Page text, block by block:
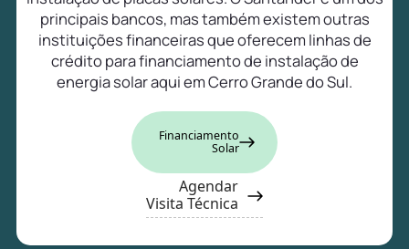
principais bancos, mas também existem outras
instituições financeiras que oferecem linhas de
crédito para financiamento de instalação de
energia solar aqui em Cerro Grande do Sul.
Financiamento
Solar
Agendar
Visita Técnica